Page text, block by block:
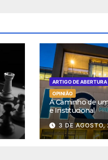
ARTIGO DE ABERTURA
OPINIÃO
A Caminho de
e Institucional
3 DE